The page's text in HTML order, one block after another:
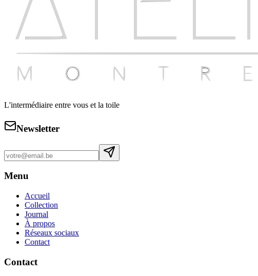
L'intermédiaire entre vous et la toile
Newsletter
Menu
Accueil
Collection
Journal
À propos
Réseaux sociaux
Contact
Contact